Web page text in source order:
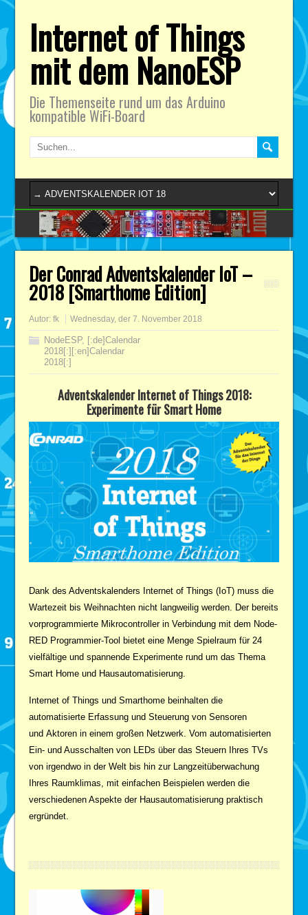
Internet of Things
mit dem NanoESP
Die Themenseite rund um das Arduino
kompatible WiFi-Board
Der Conrad Adventskalender IoT –
2018 [Smarthome Edition]
Autor:fk Wednesday, der 7. November 2018
NodeESP, [:de]Calendar
2018[:][:en]Calendar
2018[:]
Adventskalender Internet of Things 2018:
Experimente für Smart Home
Dank des Adventskalenders Internet of Things (IoT) muss die
Wartezeit bis Weihnachten nicht langweilig werden. Der bereits
vorprogrammierte Mikrocontroller in Verbindung mit dem Node-
RED Programmier-Tool bietet eine Menge Spielraum für 24
vielfältige und spannende Experimente rund um das Thema
Smart Home und Hausautomatisierung.
Internet of Things und Smarthome beinhalten die
automatisierte Erfassung und Steuerung von Sensoren
und Aktoren in einem großen Netzwerk. Vom automatisierten
Ein- und Ausschalten von LEDs über das Steuern Ihres TVs
von irgendwo in der Welt bis hin zur Langzeitüberwachung
Ihres Raumklimas, mit einfachen Beispielen werden die
verschiedenen Aspekte der Hausautomatisierung praktisch
ergründet.